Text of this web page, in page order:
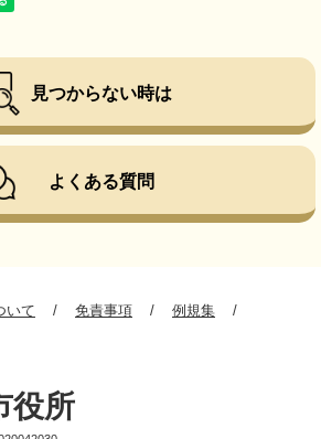
見つからない時は
よくある質問
いて 免責事項 例規集
役所